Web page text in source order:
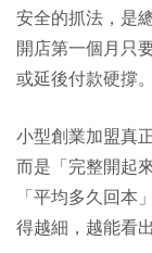
安全的抓法，是
開店第一個月只
或延後付款硬撐。
小型創業加盟真
而是「完整開起
「平均多久回本
得越細，越能看